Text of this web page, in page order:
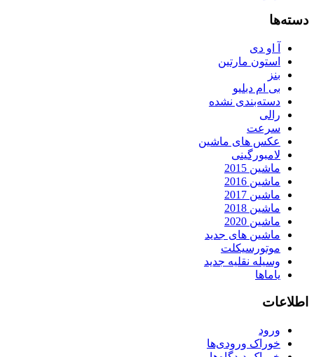
دسته‌ها
آ او دی
استون مارتین
بنز
بی ام دبلیو
دسته‌بندی نشده
رالی
سرعت
عکس های ماشین
لامبورگینی
ماشین 2015
ماشین 2016
ماشین 2017
ماشین 2018
ماشین 2020
ماشین های جدید
موتورسیکلت
وسیله نقلیه جدید
یاماها
اطلاعات
ورود
خوراک ورودی‌ها